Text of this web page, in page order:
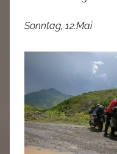
Sonntag, 12.Mai